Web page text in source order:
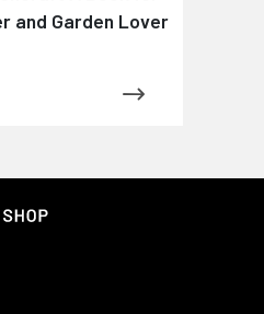
and Garden Lover